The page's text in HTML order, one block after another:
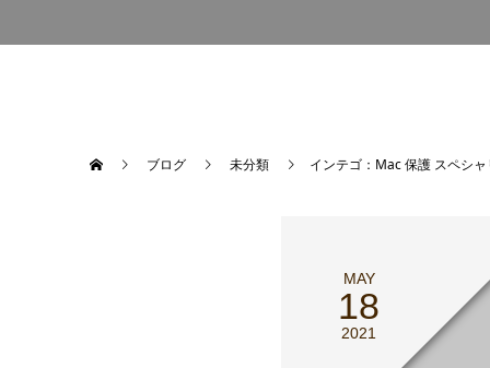
ブログ 未分類 インテゴ：Mac 保護 スペシ
MAY
18
2021